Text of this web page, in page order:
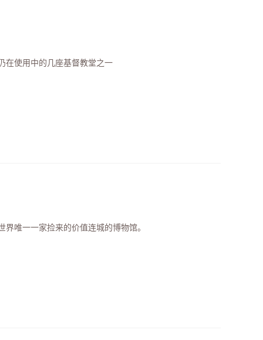
在使用中的几座基督教堂之一
唯一一家捡来的价值连城的博物馆。